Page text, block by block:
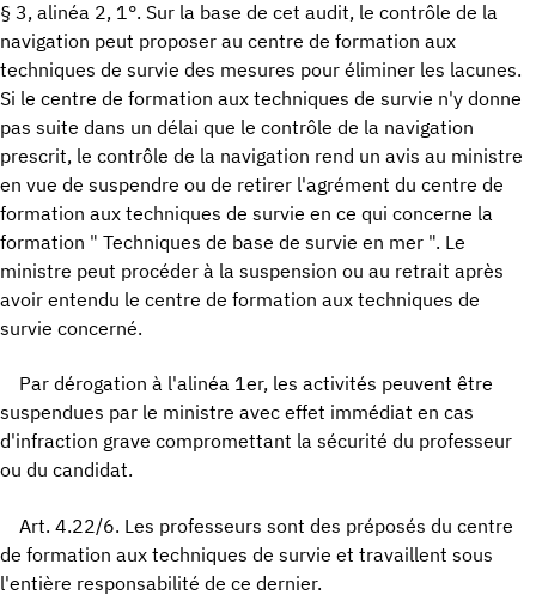
§ 3, alinéa 2, 1°. Sur la base de cet audit, le contrôle de la
navigation peut proposer au centre de formation aux
techniques de survie des mesures pour éliminer les lacunes.
Si le centre de formation aux techniques de survie n'y donne
pas suite dans un délai que le contrôle de la navigation
prescrit, le contrôle de la navigation rend un avis au ministre
en vue de suspendre ou de retirer l'agrément du centre de
formation aux techniques de survie en ce qui concerne la
formation " Techniques de base de survie en mer ". Le
ministre peut procéder à la suspension ou au retrait après
avoir entendu le centre de formation aux techniques de
survie concerné.
Par dérogation à l'alinéa 1er, les activités peuvent être
suspendues par le ministre avec effet immédiat en cas
d'infraction grave compromettant la sécurité du professeur
ou du candidat.
Art. 4.22/6. Les professeurs sont des préposés du centre
de formation aux techniques de survie et travaillent sous
l'entière responsabilité de ce dernier.